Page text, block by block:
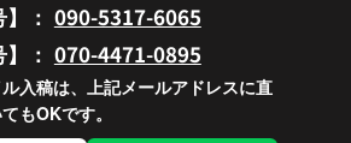
： 090-5317-6065
： 070-4471-0895
入稿は、上記メールアドレスに直
もOKです。